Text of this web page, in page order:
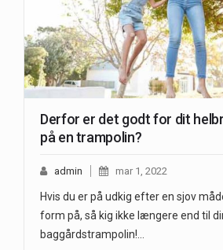
Derfor er det godt for dit
på en trampolin?
admin mar 1, 2022
Hvis du er på udkig efter en sjov
form på, så kig ikke længere end til
baggårdstrampolin!…